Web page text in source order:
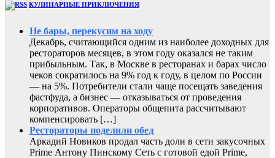
КУЛИНАРНЫЕ ПРИКЛЮЧЕНИЯ
Не бары, перекусим на ходу
Декабрь, считающийся одним из наиболее доходных для
рестораторов месяцев, в этом году оказался не таким
прибыльным. Так, в Москве в ресторанах и барах число
чеков сократилось на 9% год к году, в целом по России
— на 5%. Потребители стали чаще посещать заведения
фастфуда, а бизнес — отказываться от проведения
корпоративов. Операторы общепита рассчитывают
компенсировать […]
Рестораторы поделили обед
Аркадий Новиков продал часть доли в сети закусочных
Prime Антону Пинскому Сеть с готовой едой Prime,